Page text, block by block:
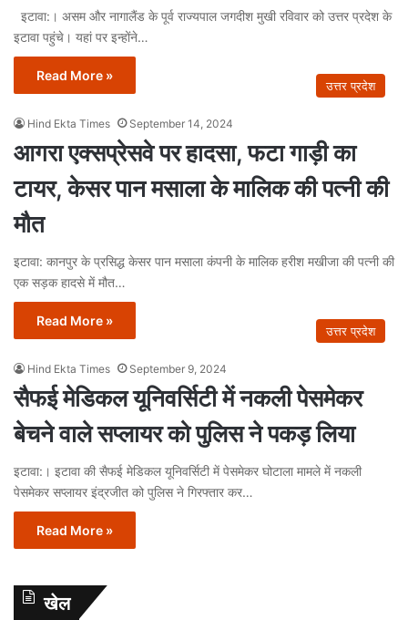
इटावा:। असम और नागालैंड के पूर्व राज्यपाल जगदीश मुखी रविवार को उत्तर प्रदेश के
इटावा पहुंचे। यहां पर इन्होंने…
Read More »
उत्तर प्रदेश
Hind Ekta Times September 14, 2024
आगरा एक्सप्रेसवे पर हादसा, फटा गाड़ी का
टायर, केसर पान मसाला के मालिक की पत्नी की
मौत
इटावा: कानपुर के प्रसिद्ध केसर पान मसाला कंपनी के मालिक हरीश मखीजा की पत्नी की
एक सड़क हादसे में मौत…
Read More »
उत्तर प्रदेश
Hind Ekta Times September 9, 2024
सैफई मेडिकल यूनिवर्सिटी में नकली पेसमेकर
बेचने वाले सप्लायर को पुलिस ने पकड़ लिया
इटावा:। इटावा की सैफई मेडिकल यूनिवर्सिटी में पेसमेकर घोटाला मामले में नकली
पेसमेकर सप्लायर इंद्रजीत को पुलिस ने गिरफ्तार कर…
Read More »
खेल